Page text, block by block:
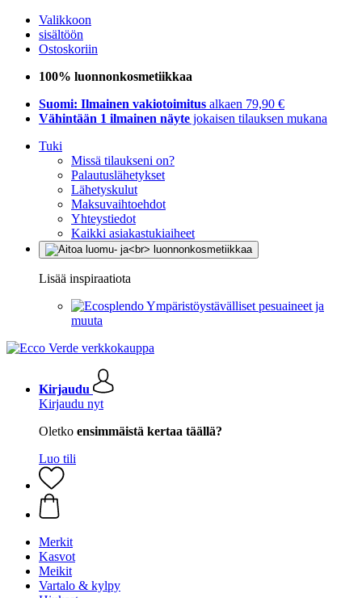
Valikkoon
sisältöön
Ostoskoriin
100% luonnonkosmetiikkaa
Suomi: Ilmainen vakiotoimitus alkaen 79,90 €
Vähintään 1 ilmainen näyte jokaisen tilauksen mukana
Tuki
Missä tilaukseni on?
Palautuslähetykset
Lähetyskulut
Maksuvaihtoehdot
Yhteystiedot
Kaikki asiakastukiaiheet
Lisää inspiraatiota
Ympäristöystävälliset pesuaineet ja
muuta
Kirjaudu
Kirjaudu nyt
Oletko ensimmäistä kertaa täällä?
Luo tili
Merkit
Kasvot
Meikit
Vartalo & kylpy